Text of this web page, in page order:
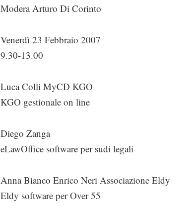
Modera Arturo Di Corinto
Venerdì 23 Febbraio 2007
9.30-13.00
Luca Colli MyCD KGO
KGO gestionale on line
Diego Zanga
eLawOffice software per sudi legali
Anna Bianco Enrico Neri Associazione Eldy
Eldy software per Over 55